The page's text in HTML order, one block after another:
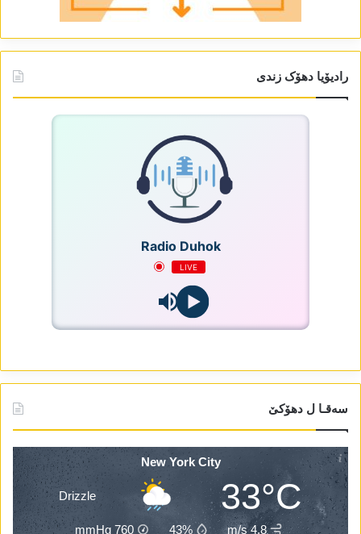
رادیۆیا دھۆک زندی
Radio Duhok
LIVE
سەقـا ل دھۆکێ
New York City
33°C
Drizzle
4.8 m/s
43%
760
mmHg